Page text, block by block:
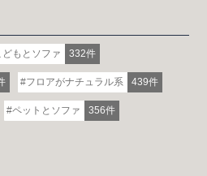
どもとソファ 332件
フロアがナチュラル系 439件
ペットとソファ 356件